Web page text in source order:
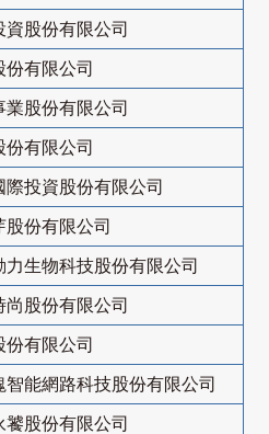
資股份有限公司
份有限公司
業股份有限公司
份有限公司
際投資股份有限公司
股份有限公司
力生物科技股份有限公司
尚股份有限公司
份有限公司
智能網路科技股份有限公司
饕股份有限公司